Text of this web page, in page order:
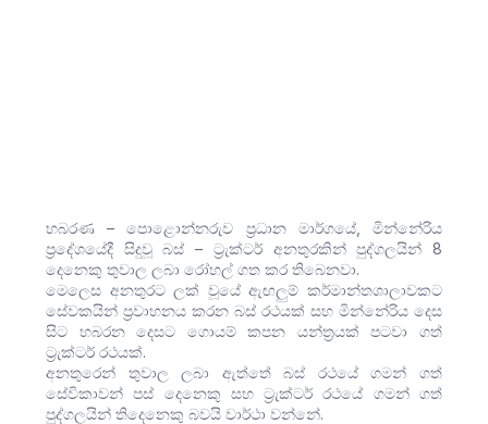
හබරණ – පොළොන්නරුව ප්‍රධාන මාර්ගයේ, මින්නේරිය
ප්‍රදේශයේදී සිදුවූ බස් – ට්‍රැක්ටර් අනතුරකින් පුද්ගලයින් 8
දෙනෙකු තුවාල ලබා රෝහල් ගත කර තිබෙනවා.
මෙලෙස අනතුරට ලක් වූයේ ඇඟලුම් කර්මාන්තශාලාවකට
සේවකයින් ප්‍රවාහනය කරන බස් රථයක් සහ මින්නේරිය දෙස
සිට හබරන දෙසට ගොයම් කපන යන්ත්‍රයක් පටවා ගත්
ට්‍රැක්ටර් රථයක්.
අනතුරෙන් තුවාල ලබා ඇත්තේ බස් රථයේ ගමන් ගත්
සේවිකාවන් පස් දෙනෙකු සහ ට්‍රැක්ටර් රථයේ ගමන් ගත්
පුද්ගලයින් තිදෙනෙකු බවයි වාර්ථා වන්නේ.